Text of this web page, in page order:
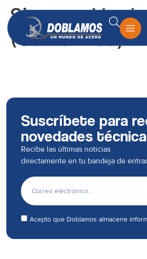
Siempre Verde
(Costa Rica)
Suscríbete para
novedades
Recibe las últimas noticias
directamente en tu bandeja de
Acepto que Doblamos almacene